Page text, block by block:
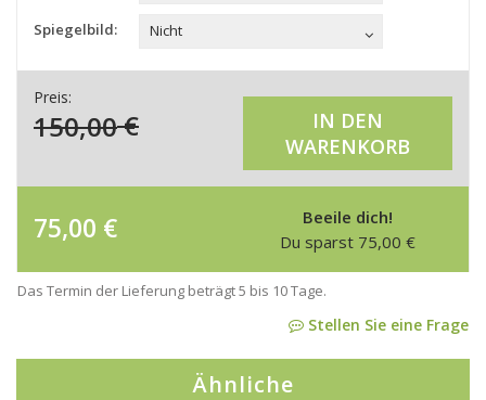
Spiegelbild: Nicht
Preis:
150,00€
IN DEN
WARENKORB
75,00 €
Beeile dich!
Du sparst 75,00 €
Das Termin der Lieferung beträgt 5 bis 10 Tage.
Stellen Sie eine Frage
Ähnliche